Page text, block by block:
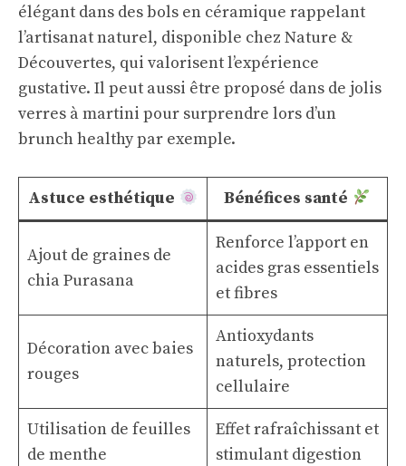
élégant dans des bols en céramique rappelant
l’artisanat naturel, disponible chez Nature &
Découvertes, qui valorisent l’expérience
gustative. Il peut aussi être proposé dans de jolis
verres à martini pour surprendre lors d’un
brunch healthy par exemple.
Astuce esthétique Bénéfices santé
Ajout de graines de
chia Purasana
Renforce l’apport en
acides gras essentiels
et fibres
Décoration avec baies
rouges
Antioxydants
naturels, protection
cellulaire
Utilisation de feuilles
de menthe
Effet rafraîchissant et
stimulant digestion